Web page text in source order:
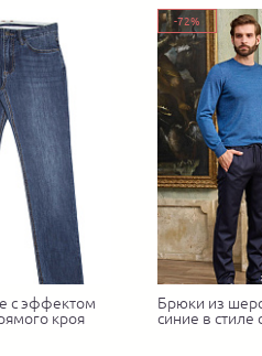
с эффектом
кроя
-72%
Брюки из
синие в стиле